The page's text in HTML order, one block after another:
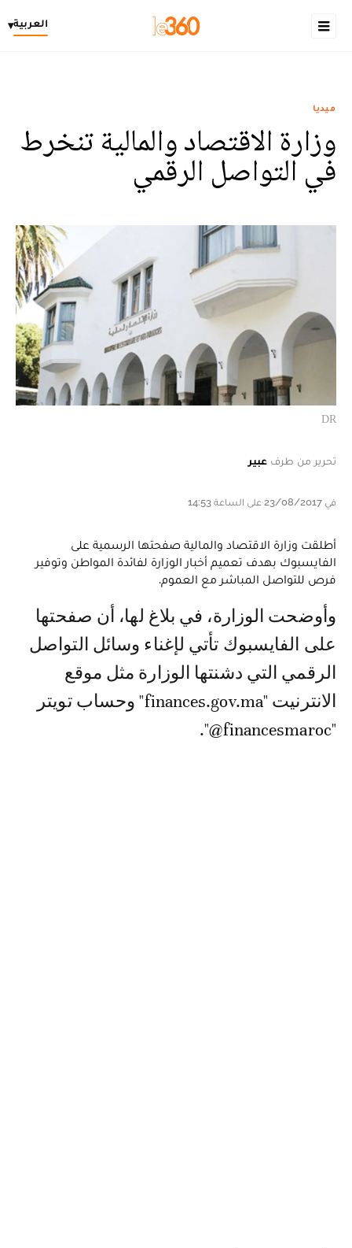
العربية▾
ميديا
وزارة الاقتصاد والمالية تنخرط
في التواصل الرقمي
DR
تحرير من طرف عبير
في 23/08/2017 على الساعة 14:53
أطلقت وزارة الاقتصاد والمالية صفحتها الرسمية على
الفايسبوك بهدف تعميم أخبار الوزارة لفائدة المواطن وتوفير
فرص للتواصل المباشر مع العموم.
وأوضحت الوزارة، في بلاغ لها، أن صفحتها
على الفايسبوك تأتي لإغناء وسائل التواصل
الرقمي التي دشنتها الوزارة مثل موقع
الانترنيت "finances.gov.ma" وحساب تويتر
"financesmaroc@".